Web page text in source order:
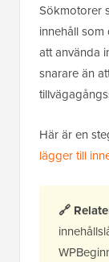
Sökmotorer
innehåll
att använda
snarare än
Här är en
lägger till
🔗